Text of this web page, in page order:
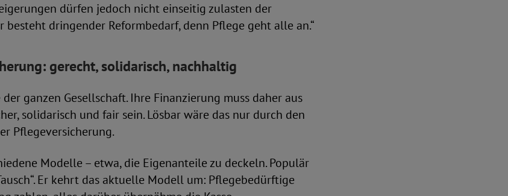
dürfen jedoch nicht einseitig zulasten der
besteht dringender Reformbedarf, denn Pflege geht alle an.“
gerecht, solidarisch, nachhaltig
ganzen Gesellschaft. Ihre Finanzierung muss daher aus
solidarisch und fair sein. Lösbar wäre das nur durch den
Pflegeversicherung.
Modelle – etwa, die Eigenanteile zu deckeln. Populär
Er kehrt das aktuelle Modell um: Pflegebedürftige